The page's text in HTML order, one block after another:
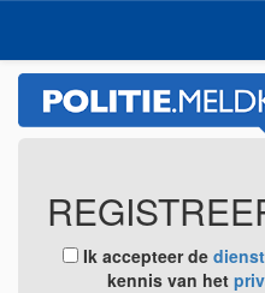
Ik accepteer de
kennis van het